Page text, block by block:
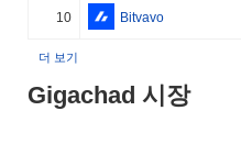
10 Bitvavo
더 보기
Gigachad 시장